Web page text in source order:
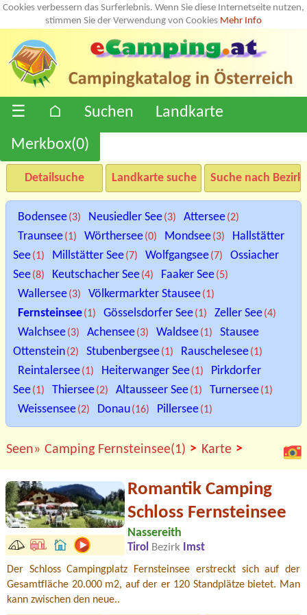
Cookies verbessern das Surferlebnis. Wenn Sie diese Internetseite nutzen,
stimmen Sie der Verwendung von Cookies Mehr Info
☰ ⌂ Suchen
Landkarte
Merkbox(0)
Detailsuche Landkarte suche Suche nach
Bodensee(3) Neusiedler See(3) Attersee(2)
Traunsee(1) Wörthersee(0) Mondsee(3)
Hallstätter
See(1) Millstätter See(7) Wolfgangsee(7)
Ossiacher
See(8) Keutschacher See(4) Faaker See(5)
Wallersee(3) Völkermarkter Stausee(1)
Fernsteinsee(1) Gösselsdorfer See(1) Zeller See(4)
Walchsee(3) Achensee(3) Waldsee(1)
Stausee
Ottenstein(2) Stubenbergsee(1) Rauschelesee(1)
Reintalersee(1) Heiterwanger See(1)
Pirkdorfer
See(1) Thiersee(2) Altausseer See(1) Turnersee(1)
Weissensee(2) Donau(16) Pillersee(1)
Seen» Camping Fernsteinsee(1) > Karte >
Romantik Camping
Schloss Fernsteinsee
Nassereith
Tirol Bezirk Imst
Der Schloss Campingplatz Fernsteinsee erstreckt sich auf der
Gesamtfläche 20.000 m2, auf der er 120 Standplätze bietet. Man
kann zwischen den neue..